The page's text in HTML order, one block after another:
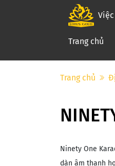
Trang chủ
Trang chủ
Ninety One
dàn âm thanh